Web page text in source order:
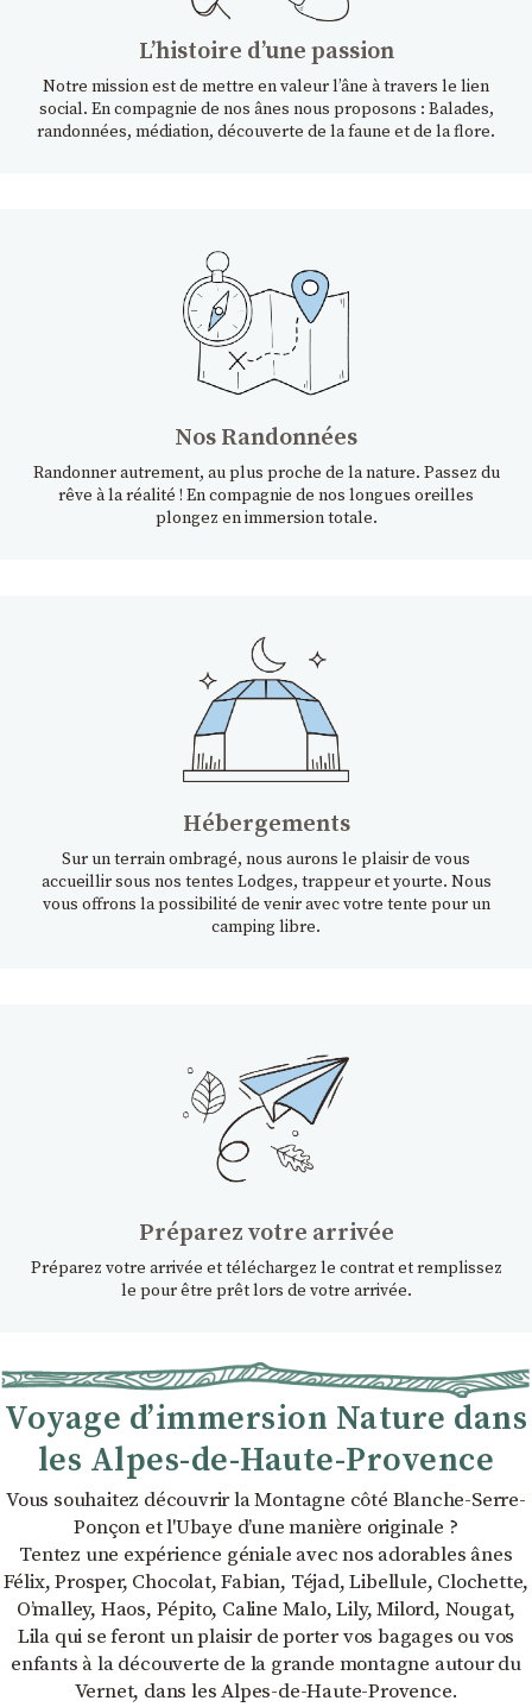
Lʼhistoire dʼune passion
Notre mission est de mettre en valeur l’âne à travers le lien
social. En compagnie de nos ânes nous proposons : Balades,
randonnées, médiation, découverte de la faune et de la flore.
Nos Randonnées
Randonner autrement, au plus proche de la nature. Passez du
rêve à la réalité ! En compagnie de nos longues oreilles
plongez en immersion totale.
Hébergements
Sur un terrain ombragé, nous aurons le plaisir de vous
accueillir sous nos tentes Lodges, trappeur et yourte. Nous
vous offrons la possibilité de venir avec votre tente pour un
camping libre.
Préparez votre arrivée
Préparez votre arrivée et téléchargez le contrat et remplissez
le pour être prêt lors de votre arrivée.
Voyage d’immersion Nature dans
les Alpes-de-Haute-Provence
Vous souhaitez découvrir la Montagne côté Blanche-Serre-
Ponçon et l'Ubaye dʼune manière originale ?
Tentez une expérience géniale avec nos adorables ânes
Félix, Prosper, Chocolat, Fabian, Téjad, Libellule, Clochette,
Oʼmalley, Haos, Pépito, Caline Malo, Lily, Milord, Nougat,
Lila qui se feront un plaisir de porter vos bagages ou vos
enfants à la découverte de la grande montagne autour du
Vernet, dans les Alpes-de-Haute-Provence.